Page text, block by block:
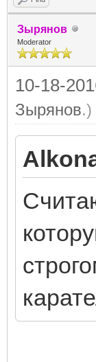
Зырянов
Moderator
10-18-
Зырянов.)